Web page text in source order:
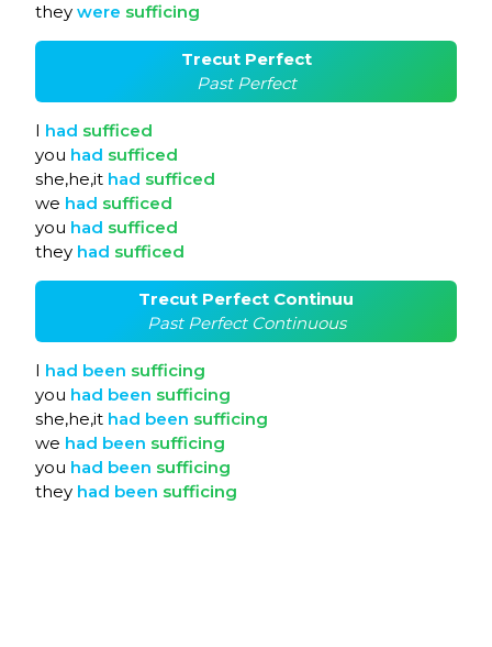
they were sufficing
Trecut Perfect
Past Perfect
I had sufficed
you had sufficed
she,he,it had sufficed
we had sufficed
you had sufficed
they had sufficed
Trecut Perfect Continuu
Past Perfect Continuous
I had been sufficing
you had been sufficing
she,he,it had been sufficing
we had been sufficing
you had been sufficing
they had been sufficing